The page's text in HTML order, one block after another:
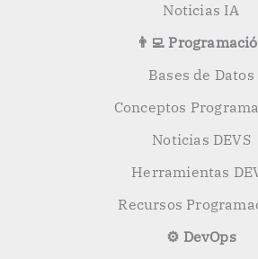
Noticias IA
👨‍💻
Bases de Datos
Conceptos
Noticias DEVS
Herramientas
Recursos
⚙️ DevOps